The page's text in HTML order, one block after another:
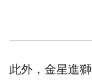
此外，金星進